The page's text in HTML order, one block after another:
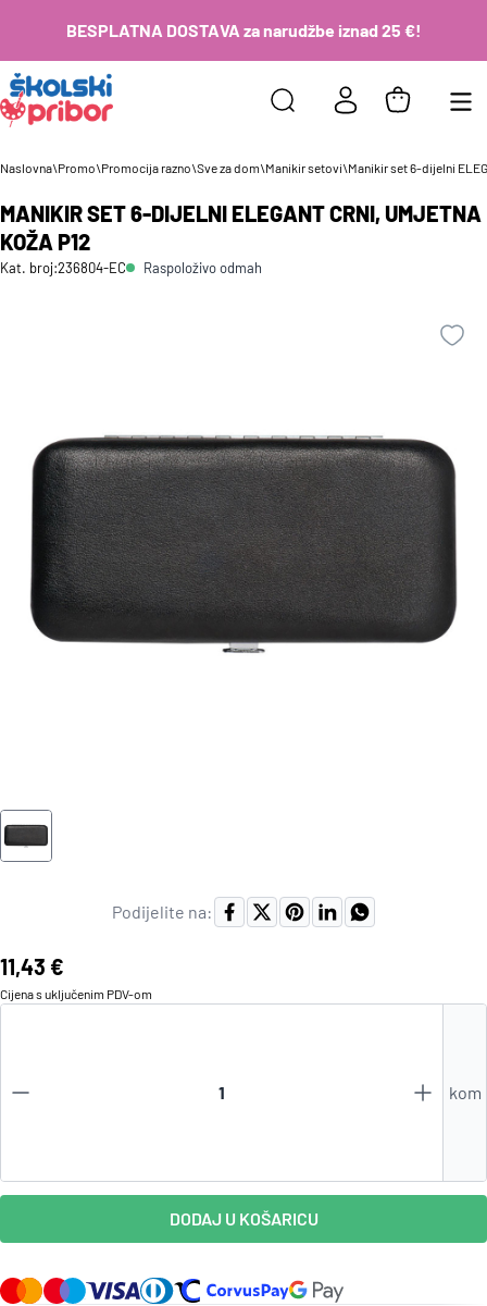
BESPLATNA DOSTAVA za narudžbe iznad 25 €!
Podijelite na:
Naslovna\Promo\Promocija razno\Sve za dom\Manikir setovi\Manikir set 6-dijelni
MANIKIR SET 6-DIJELNI ELEGANT CRNI, UMJETNA
KOŽA P12
Kat. broj:236804-EC Raspoloživo odmah
Cijena:
11,43 €
Cijena s uključenim PDV-om
kom
DODAJ U KOŠARICU